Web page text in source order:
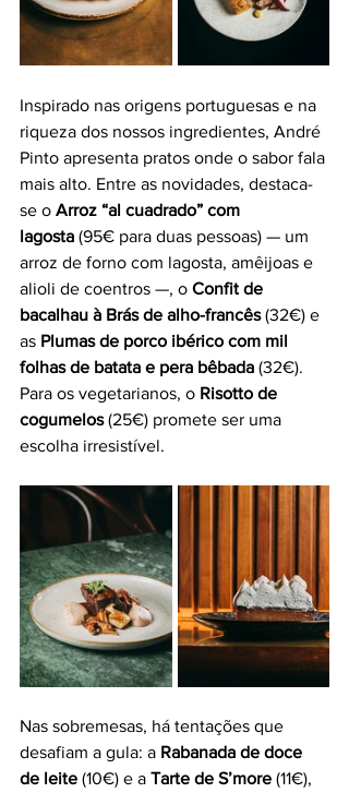
Inspirado nas origens portuguesas e na
riqueza dos nossos ingredientes, André
Pinto apresenta pratos onde o sabor fala
mais alto. Entre as novidades, destaca-
se o Arroz “al cuadrado” com
lagosta (95€ para duas pessoas) — um
arroz de forno com lagosta, amêijoas e
alioli de coentros —, o Confit de
bacalhau à Brás de alho-francês (32€) e
as Plumas de porco ibérico com mil
folhas de batata e pera bêbada (32€).
Para os vegetarianos, o Risotto de
cogumelos (25€) promete ser uma
escolha irresistível.
Nas sobremesas, há tentações que
desafiam a gula: a Rabanada de doce
de leite (10€) e a Tarte de S’more (11€),